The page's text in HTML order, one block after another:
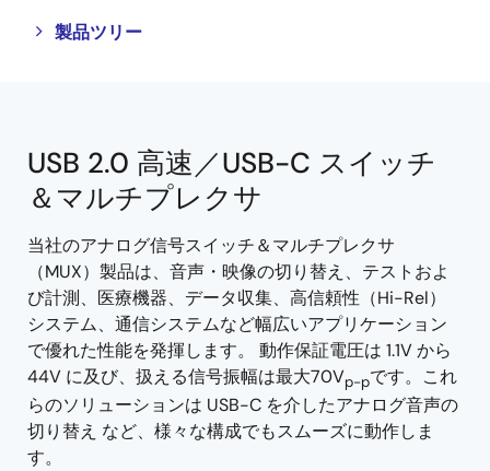
製品ツリー
Close
Open
USB 2.0 高速／USB-C スイッチ
＆マルチプレクサ
当社のアナログ信号スイッチ＆マルチプレクサ
（MUX）製品は、音声・映像の切り替え、テストおよ
び計測、医療機器、データ収集、高信頼性（Hi-Rel）
システム、通信システムなど幅広いアプリケーション
で優れた性能を発揮します。 動作保証電圧は 1.1V から
44V に及び、扱える信号振幅は最大70Vp-pです。これ
らのソリューションは USB-C を介したアナログ音声の
切り替え など、様々な構成でもスムーズに動作しま
す。